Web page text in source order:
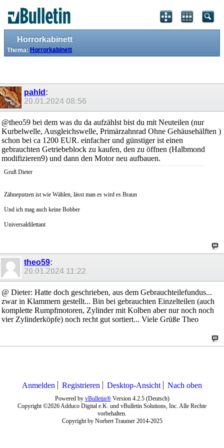
Horrorkabinett
Thema: Horrorkabinett
pahld :
20.01.2024 08:56
@theo59 bei dem was du da aufzählst bist du mit Neuteilen (nur
Kurbelwelle, Ausgleichswelle, Primärzahnrad Ohne Gehäusehälften )
schon bei ca 1200 EUR. einfacher und günstiger ist einen
gebrauchten Getriebeblock zu kaufen, den zu öffnen (Halbmond
modifizieren9) und dann den Motor neu aufbauen.
Gruß Dieter
Zähneputzen ist wie Wählen, lässt man es wird es Braun
Und ich mag auch keine Bobber
Universaldilettant
theo59:
20.01.2024 11:22
@ Dieter: Hatte doch geschrieben, aus dem Gebrauchteilefundus...
zwar in Klammern gestellt... Bin bei gebrauchten Einzelteilen (auch
komplette Rumpfmotoren, Zylinder mit Kolben aber nur noch noch
vier Zylinderköpfe) noch recht gut sortiert... Viele Grüße Theo
Anmelden Registrieren Desktop-Ansicht Nach oben
Powered by vBulletin®Version 4.2.5 (Deutsch)
Copyright ©2026 Adduco Digital e.K. und vBulletin Solutions, Inc. Alle Rechte
vorbehalten.
Copyright by Norbert Traumer 2014-2025